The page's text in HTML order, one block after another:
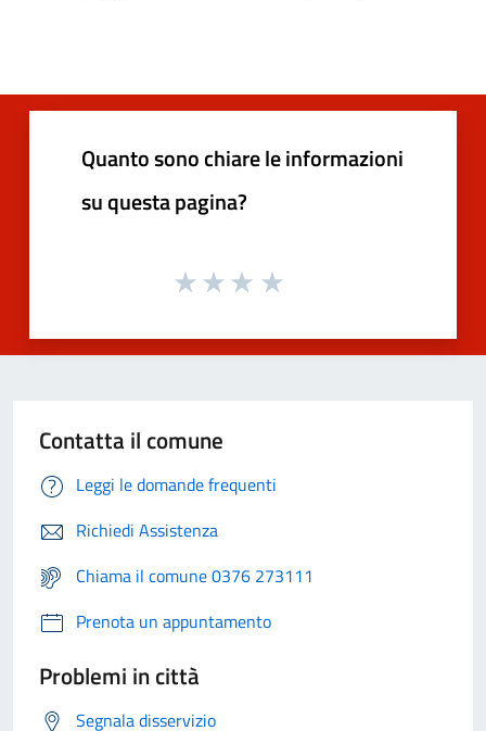
Quanto sono chiare le informazioni
su questa pagina?
Contatta il comune
Leggi le domande frequenti
Richiedi Assistenza
Chiama il comune 0376 273111
Prenota un appuntamento
Problemi in città
Segnala disservizio